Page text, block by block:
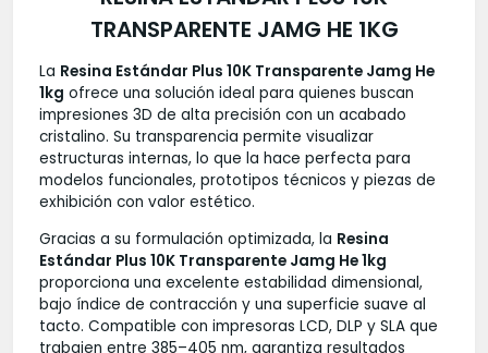
TRANSPARENTE JAMG HE 1KG
La Resina Estándar Plus 10K Transparente Jamg He
1kg ofrece una solución ideal para quienes buscan
impresiones 3D de alta precisión con un acabado
cristalino. Su transparencia permite visualizar
estructuras internas, lo que la hace perfecta para
modelos funcionales, prototipos técnicos y piezas de
exhibición con valor estético.
Gracias a su formulación optimizada, la Resina
Estándar Plus 10K Transparente Jamg He 1kg
proporciona una excelente estabilidad dimensional,
bajo índice de contracción y una superficie suave al
tacto. Compatible con impresoras LCD, DLP y SLA que
trabajen entre 385–405 nm, garantiza resultados